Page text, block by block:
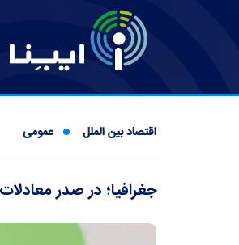
اقتصاد بین الملل عمومی
جغرافیا؛ در صدر